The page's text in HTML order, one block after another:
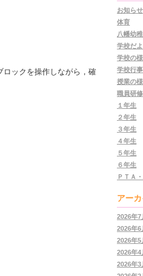
ロックを操作しながら，確
お知らせ
体育
八幡幼
学校だ
学校の
学校行事
授業の
職員研修
１年生
２年生
３年生
４年生
５年生
６年生
ＰＴＡ
アー
2026年7
2026年6
2026年5
2026年4
2026年3